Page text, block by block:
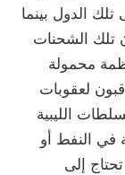
الدول بينما
تلك الشحنات
محمولة
لعقوبات
الليبية
في النفط أو
إلى